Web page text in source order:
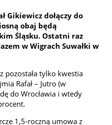
Gikiewicz dołączy do
obaj będą
Śląsku. Ostatni raz
w Wigrach Suwałki w
pozostała tylko kwestia
Rafał – Jutro (w
do Wrocławia i wtedy
1,5-roczną umowa z